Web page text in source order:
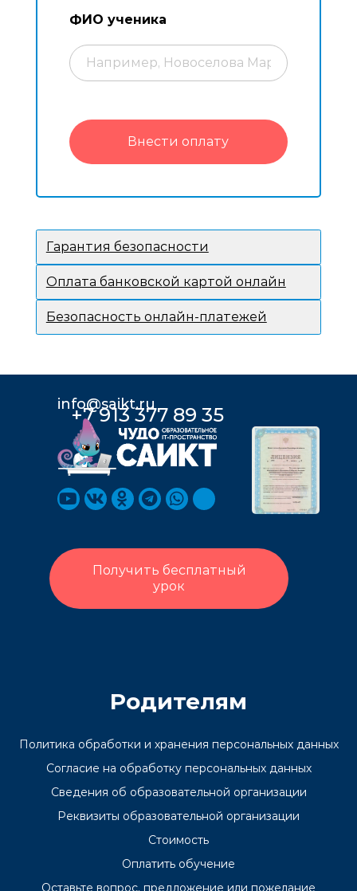
ФИО ученика
Внести оплату
Гарантия безопасности
Оплата банковской картой онлайн
Безопасность онлайн-платежей
+7 913 377 89 35
info@saikt.ru
Получить бесплатный
урок
Родителям
Политика обработки и хранения персональных данных
Согласие на обработку персональных данных
Сведения об образовательной организации
Реквизиты образовательной организации
Стоимость
Оплатить обучение
Оставьте вопрос, предложение или пожелание